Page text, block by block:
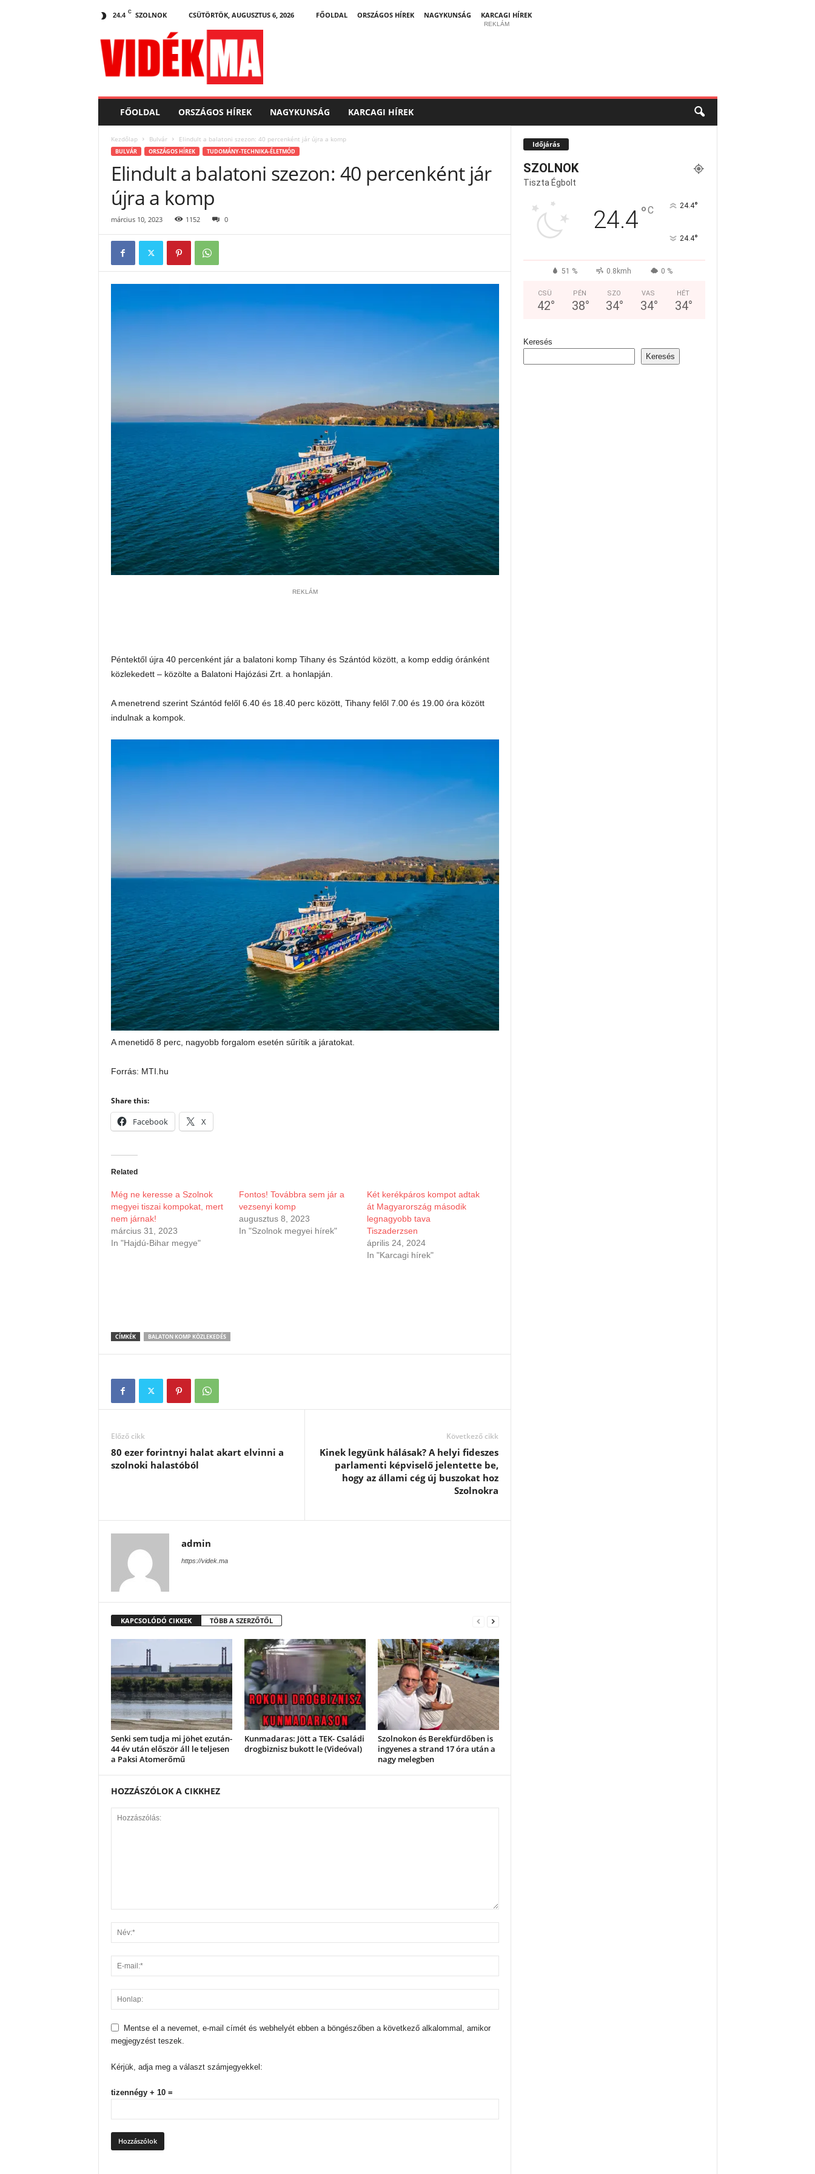
24.4 C SZOLNOK CSÜTÖRTÖK, AUGUSZTUS 6, 2026 FŐOLDAL ORSZÁGOS HÍREK NAGYKUNSÁG
KARCAGI HÍREK
d
REKLÁM
FŐOLDAL ORSZÁGOS HÍREK NAGYKUNSÁG KARCAGI HÍREK
Kezdőlap Bulvár Elindult a balatoni szezon: 40 percenként jár újra a komp
BULVÁR ORSZÁGOS HÍREK TUDOMÁNY-TECHNIKA-ÉLETMÓD
Elindult a balatoni szezon: 40 percenként jár
újra a komp
március 10, 2023 1152 0
REKLÁM
Péntektől újra 40 percenként jár a balatoni komp Tihany és Szántód között, a komp eddig óránként
közlekedett – közölte a Balatoni Hajózási Zrt. a honlapján.
A menetrend szerint Szántód felől 6.40 és 18.40 perc között, Tihany felől 7.00 és 19.00 óra között
indulnak a kompok.
A menetidő 8 perc, nagyobb forgalom esetén sűrítik a járatokat.
Forrás: MTI.hu
Share this:
Facebook X
Related
Még ne keresse a Szolnok
megyei tiszai kompokat, mert
nem járnak!
március 31, 2023
In "Hajdú-Bihar megye"
Fontos! Továbbra sem jár a
vezsenyi komp
augusztus 8, 2023
In "Szolnok megyei hírek"
Két kerékpáros kompot adtak
át Magyarország második
legnagyobb tava
Tiszaderzsen
április 24, 2024
In "Karcagi hírek"
CÍMKÉK BALATON KOMP KÖZLEKEDÉS
Előző cikk
80 ezer forintnyi halat akart elvinni a
szolnoki halastóból
Következő cikk
Kinek legyünk hálásak? A helyi fideszes
parlamenti képviselő jelentette be,
hogy az állami cég új buszokat hoz
Szolnokra
admin
https://videk.ma
KAPCSOLÓDÓ CIKKEK TÖBB A SZERZŐTŐL
Senki sem tudja mi jöhet ezután-
44 év után először áll le teljesen
a Paksi Atomerőmű
Kunmadaras: Jött a TEK- Családi
drogbiznisz bukott le (Videóval)
Szolnokon és Berekfürdőben is
ingyenes a strand 17 óra után a
nagy melegben
HOZZÁSZÓLOK A CIKKHEZ
Mentse el a nevemet, e-mail címét és webhelyét ebben a böngészőben a következő alkalommal, amikor
megjegyzést teszek.
Kérjük, adja meg a választ számjegyekkel:
tizennégy + 10 =
Időjárás
SZOLNOK
Tiszta Égbolt
24.4°C 24.4°
24.4°
51 % 0.8kmh 0 %
CSÜ
42°
PÉN
38°
SZO
34°
VAS
34°
HÉT
34°
Keresés
Keresés